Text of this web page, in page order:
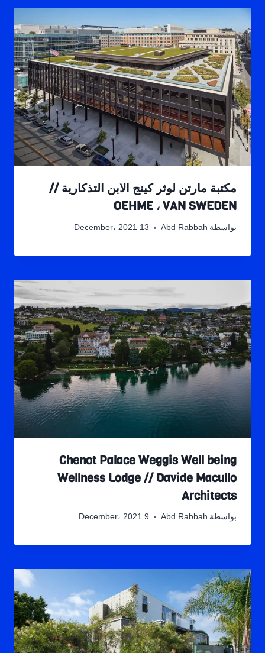
مكتبة مارتن لوثر كينج الابن التذكارية //
OEHME ، VAN SWEDEN
بواسطة Abd Rabbah 13 December، 2021
Chenot Palace Weggis Well being
Wellness Lodge // Davide Macullo
Architects
بواسطة Abd Rabbah 9 December، 2021